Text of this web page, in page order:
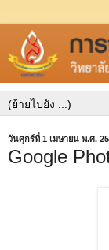
วันศุกร์ที่ 1 เมษายน พ.ศ.
Google